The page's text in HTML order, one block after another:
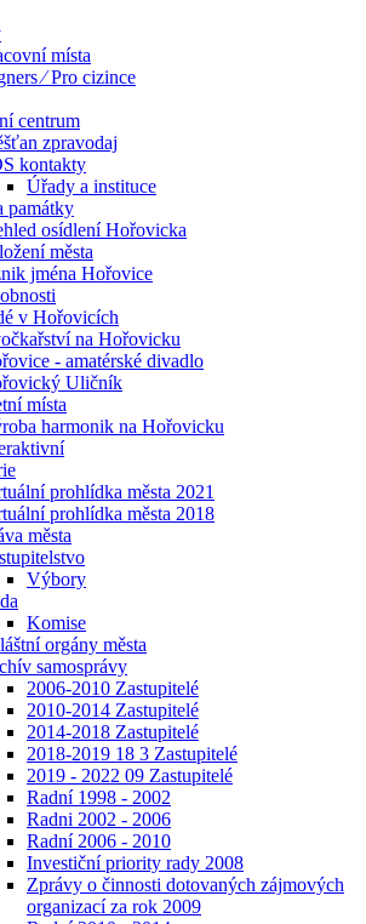
místa
⁄ Pro cizince
centrum
zpravodaj
kontakty
Úřady a instituce
památky
osídlení Hořovicka
města
jména Hořovice
v Hořovicích
na Hořovicku
- amatérské divadlo
Uličník
místa
harmonik na Hořovicku
prohlídka města 2021
prohlídka města 2018
města
Výbory
Komise
orgány města
samosprávy
2006-2010 Zastupitelé
2010-2014 Zastupitelé
2014-2018 Zastupitelé
2018-2019 18 3 Zastupitelé
2019 - 2022 09 Zastupitelé
Radní 1998 - 2002
Radni 2002 - 2006
Radní 2006 - 2010
Investiční priority rady 2008
Zprávy o činnosti dotovaných zájmových
organizací za rok 2009